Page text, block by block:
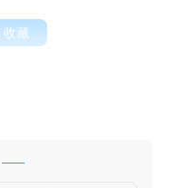
收藏